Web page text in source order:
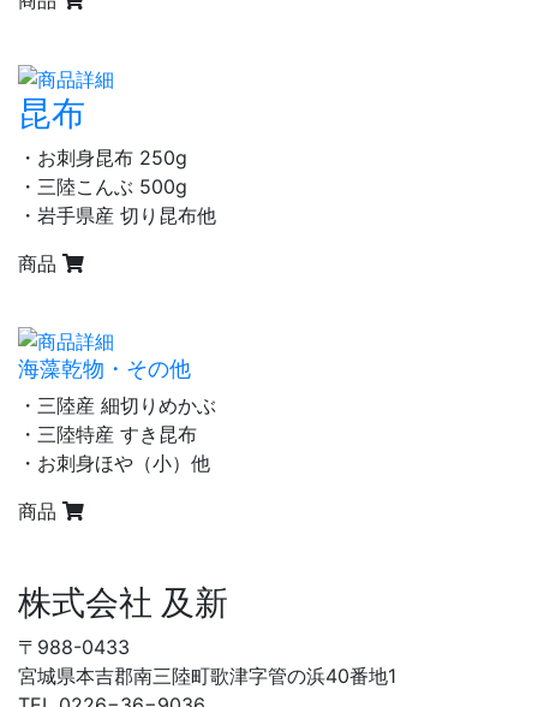
昆布
・お刺身昆布 250g
・三陸こんぶ 500g
・岩手県産 切り昆布他
商品
海藻乾物・その他
・三陸産 細切りめかぶ
・三陸特産 すき昆布
・お刺身ほや（小）他
商品
株式会社 及新
〒988-0433
宮城県本吉郡南三陸町歌津字管の浜40番地1